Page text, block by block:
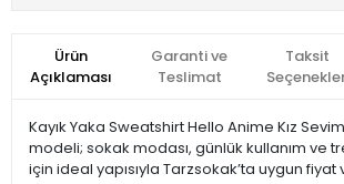
Ürün
Açıklaması
Garanti ve
Teslimat
Taksit
Kayık Yaka Sweatshirt Hello Anime Kız
modeli; sokak modası, günlük kullanım ve
için ideal yapısıyla Tarzsokak’ta uygun fiyat